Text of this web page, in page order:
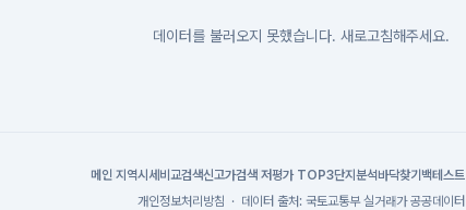
데이터를 불러오지 못했습니다. 새로고침해주세요.
메인 지역시세 비교검색신고가검색 저평가 TOP3단지분석 바닥찾기 백테스트
개인정보처리방침 · 데이터 출처: 국토교통부 실거래가 공공데이터